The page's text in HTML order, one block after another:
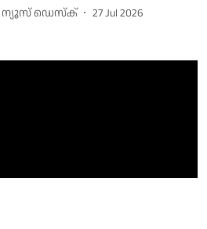
ന്യൂസ് ഡെസ്ക് 27 Jul 2026